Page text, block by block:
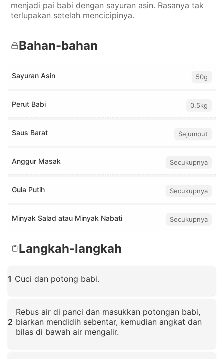
menjadi pai babi dengan sayuran asin. Rasanya tak
terlupakan setelah mencicipinya.
Bahan-bahan
Sayuran Asin 50g
Perut Babi 0.5kg
Saus Barat Sejumput
Anggur Masak Secukupnya
Gula Putih Secukupnya
Minyak Salad atau Minyak Nabati Secukupnya
Langkah-langkah
1 Cuci dan potong babi.
2
Rebus air di panci dan masukkan potongan babi,
biarkan mendidih sebentar, kemudian angkat dan
bilas di bawah air mengalir.